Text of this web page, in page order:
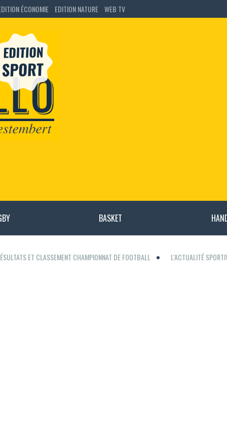
ÉCONOMIE EDITION NATURE WEB TV
BASKET
ET CLASSEMENT CHAMPIONNAT DE FOOTBALL L'ACTUALITÉ